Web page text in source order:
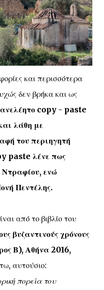
και περισσότερα
δεν βρήκα και ως
ανελέητο copy - paste
λάθη με
του περιηγητή
paste λένε πως
ενώ
Πεντέλης.
από το βιβλίο του
βυζαντινούς χρόνους
Β), Αθήνα 2016,
αυτούσιο:
πορεία του